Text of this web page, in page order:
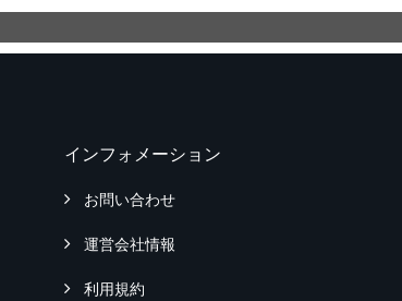
インフォメーション
お問い合わせ
運営会社情報
利用規約